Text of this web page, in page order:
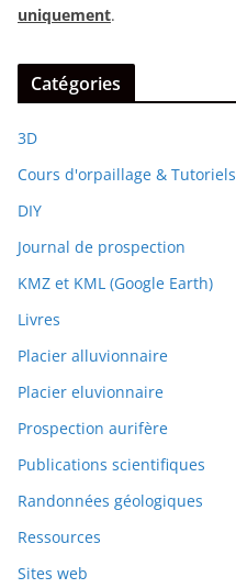
uniquement.
Catégories
3D
Cours d'orpaillage & Tutoriels
DIY
Journal de prospection
KMZ et KML (Google Earth)
Livres
Placier alluvionnaire
Placier eluvionnaire
Prospection aurifère
Publications scientifiques
Randonnées géologiques
Ressources
Sites web